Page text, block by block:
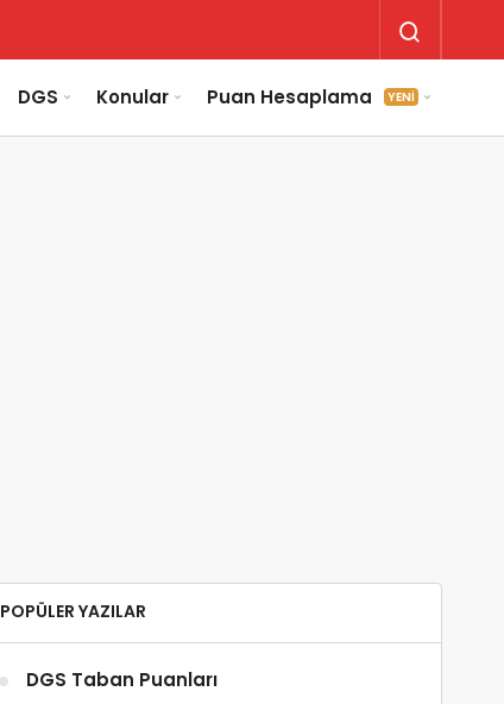
DGS Konular Puan Hesaplama YENİ
POPÜLER YAZILAR
DGS Taban Puanları